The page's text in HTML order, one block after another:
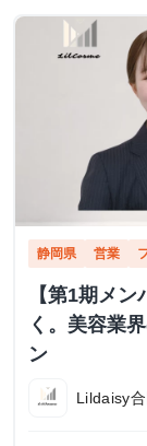
静岡県 営業
【第1期メ
く。美容業
ン
Lildaisy